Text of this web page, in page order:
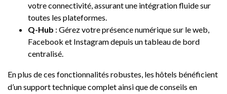
votre connectivité, assurant une intégration fluide sur
toutes les plateformes.
Q-Hub : Gérez votre présence numérique sur le web,
Facebook et Instagram depuis un tableau de bord
centralisé.
En plus de ces fonctionnalités robustes, les hôtels bénéficient
d’un support technique complet ainsi que de conseils en